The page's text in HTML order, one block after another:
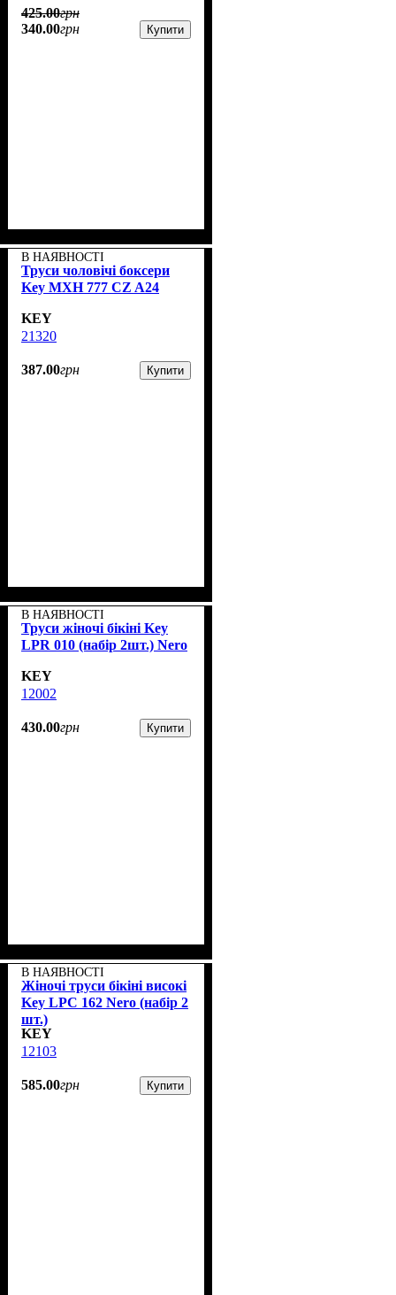
425.00грн
340.00грн Купити
В НАЯВНОСТІ
Труси чоловічі боксери
Key MXH 777 CZ A24
KEY
21320
387.00грн Купити
В НАЯВНОСТІ
Труси жіночі бікіні Key
LPR 010 (набір 2шт.) Nero
KEY
12002
430.00грн Купити
В НАЯВНОСТІ
Жіночі труси бікіні високі
Key LPC 162 Nero (набір 2
шт.)
KEY
12103
585.00грн Купити